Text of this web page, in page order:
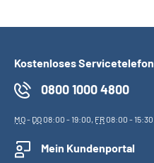
Kostenloses Servicetelefon
0800 1000 4800
MO- DO08:00 - 19:00, FR08:00 - 15:30
Mein Kundenportal